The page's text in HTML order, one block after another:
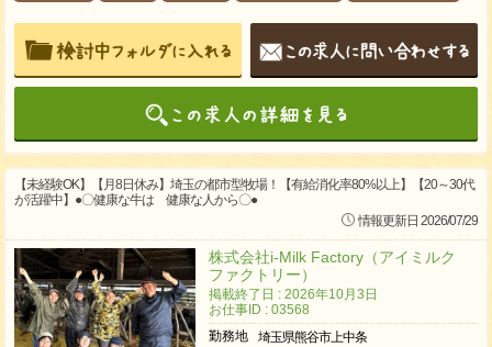
【未経験OK】【月8日休み】埼玉の都市型牧場！【有給消化率80%以上】【20～30代
が活躍中】●〇健康な牛は 健康な人から〇●
情報更新日 2026/07/29
株式会社i-Milk Factory（アイミルク
ファクトリー）
掲載終了日 : 2026年10月3日
お仕事ID : 03568
勤務地
埼玉県熊谷市上中条